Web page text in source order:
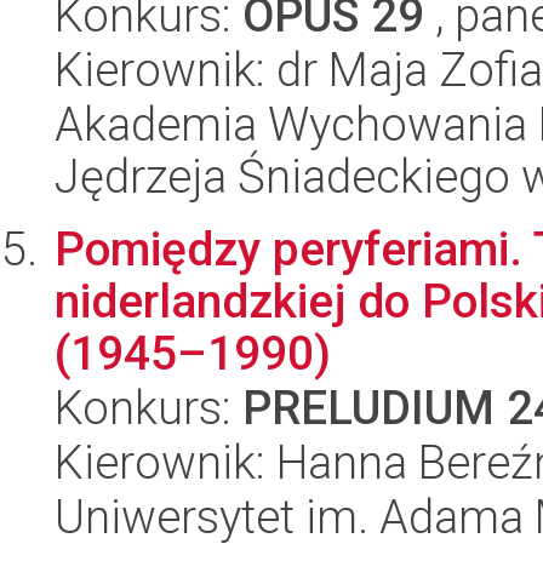
Konkurs: OPUS 29 ,
Kierownik: dr Maja
Akademia
Jędrzeja Śniadeckiego
Pomiędzy peryferiami.
niderlandzkiej do
(1945–1990)
Konkurs: PRELUDIUM
Kierownik: Hanna
Uniwersytet im.